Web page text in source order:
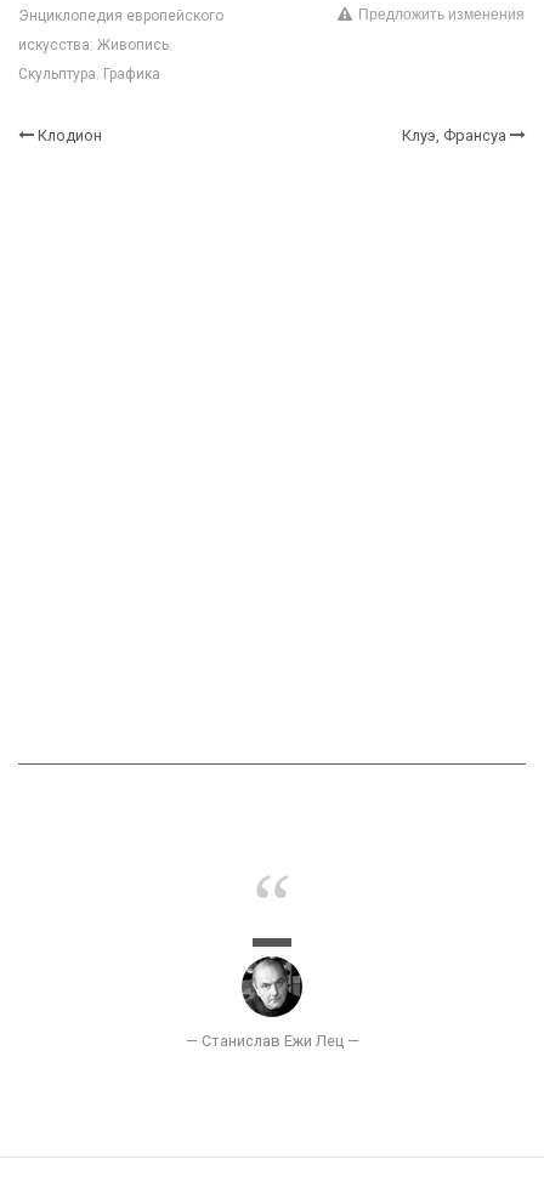
Энциклопедия европейского
искусства: Живопись.
Скульптура. Графика
Предложить изменения
Клодион Клуэ, Франсуа